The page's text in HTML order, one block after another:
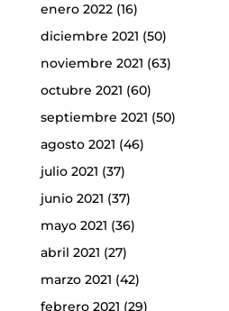
enero 2022(16)
diciembre 2021 (50)
noviembre 2021 (63)
octubre 2021 (60)
septiembre 2021 (50)
agosto 2021 (46)
julio 2021 (37)
junio 2021 (37)
mayo 2021 (36)
abril 2021 (27)
marzo 2021 (42)
febrero 2021 (29)